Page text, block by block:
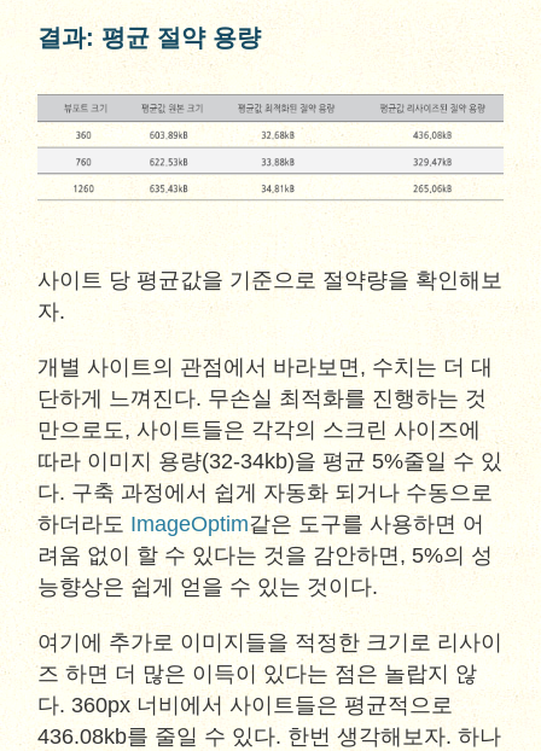
결과: 평균 절약 용량
사이트 당 평균값을 기준으로 절약량을 확인해보
자.
개별 사이트의 관점에서 바라보면, 수치는 더 대
단하게 느껴진다. 무손실 최적화를 진행하는 것
만으로도, 사이트들은 각각의 스크린 사이즈에
따라 이미지 용량(32-34kb)을 평균 5%줄일 수 있
다. 구축 과정에서 쉽게 자동화 되거나 수동으로
하더라도 ImageOptim같은 도구를 사용하면 어
려움 없이 할 수 있다는 것을 감안하면, 5%의 성
능향상은 쉽게 얻을 수 있는 것이다.
여기에 추가로 이미지들을 적정한 크기로 리사이
즈 하면 더 많은 이득이 있다는 점은 놀랍지 않
다. 360px 너비에서 사이트들은 평균적으로
436.08kb를 줄일 수 있다. 한번 생각해보자. 하나